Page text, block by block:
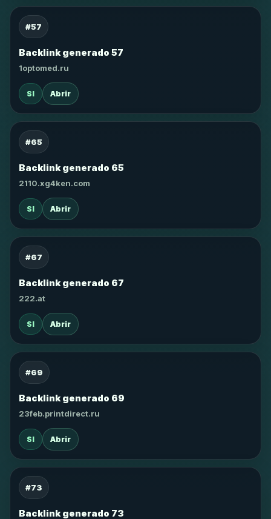
#57
Backlink generado 57
1optomed.ru
SI Abrir
#65
Backlink generado 65
2110.xg4ken.com
SI Abrir
#67
Backlink generado 67
222.at
SI Abrir
#69
Backlink generado 69
23feb.printdirect.ru
SI Abrir
#73
Backlink generado 73